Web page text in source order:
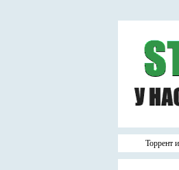
Торрент